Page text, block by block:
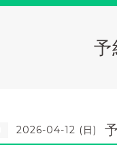
予
2026-04-12 (日)